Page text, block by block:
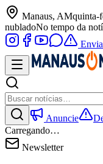
Manaus, AMquinta-
nubladoNo tempo da
Anuncie
Carregando…
Newsletter